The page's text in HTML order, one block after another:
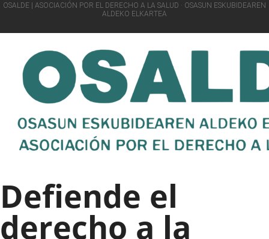
OSALDE | ASOCIACIÓN POR EL DERECHO A LA SALUD · OSASUN ESKUBIDEAREN
ALDEKO ELKARTEA
Defiende el
derecho a la